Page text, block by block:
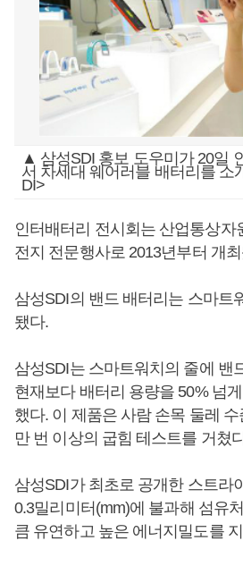
▲ 삼성SDI 홍보 도우미가 20일
서 차세대 웨어러블 배터리를 소
DI>
인터배터리 전시회는 산업통상자
전지 전문행사로 2013년부터 개
삼성SDI의 밴드 배터리는 스마트
됐다.
삼성SDI는 스마트워치의 줄에 밴
현재보다 배터리 용량을 50% 넘
했다. 이 제품은 사람 손목 둘레
만 번 이상의 굽힘 테스트를 거쳤
삼성SDI가 최초로 공개한 스트라
0.3밀리미터(mm)에 불과해 섬유
큼 유연하고 높은 에너지밀도를